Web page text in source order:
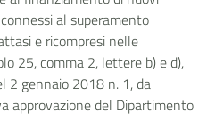
al superamento
e ricompresi nelle
25, comma 2, lettere b) e d),
2 gennaio 2018 n. 1, da
approvazione del Dipartimento